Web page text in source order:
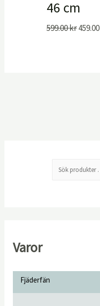
Varor
Fjäderfän
46 cm
599.00kr459.00